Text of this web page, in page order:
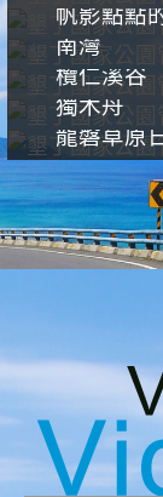
帆影點點
南灣
欖仁溪谷
獨木舟
龍磐草原